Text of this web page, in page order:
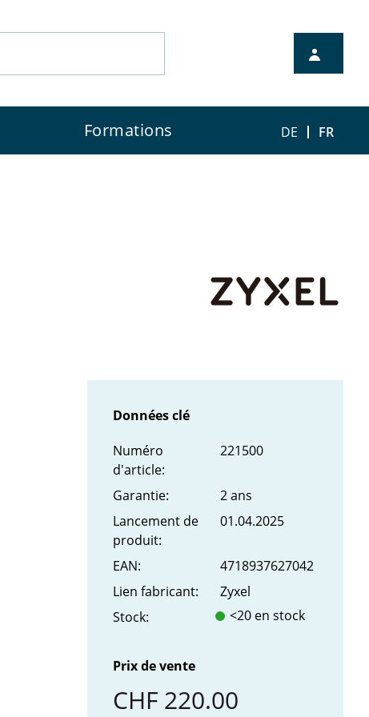
Formations DE FR
Données clé
Numéro
d'article:
221500
Garantie:
2 ans
Lancement de
produit:
01.04.2025
EAN:
4718937627042
Lien fabricant:
Zyxel
Stock:
<20 en stock
Prix de vente
CHF 220.00
à votre disposition pour la